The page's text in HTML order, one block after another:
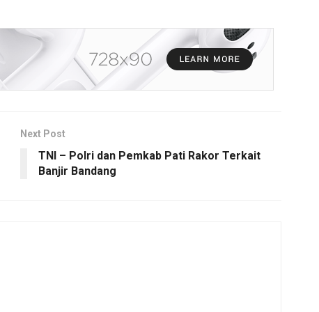
Next Post
TNI – Polri dan Pemkab Pati Rakor Terkait
Banjir Bandang